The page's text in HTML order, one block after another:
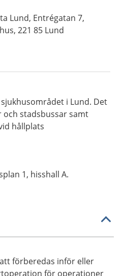
Lund, Entrégatan 7,
221 85 Lund
i Lund. Det
stadsbussar samt
hållplats
1, hisshall A.
förberedas inför eller
för operationer